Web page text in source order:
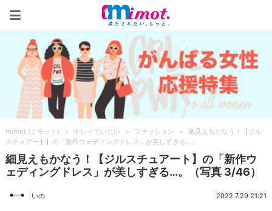
mimot.(ミモット) > キレイでいたい > ファッション >
細見えもかなう！【ジル
スチュアート】の「新作ウェディングドレス」が美しすぎる…。
細見えもかなう！【ジルスチュアート】の「新作ウ
ェディングドレス」が美しすぎる…。（写真 3/46）
いの 2022.7.29 21:21